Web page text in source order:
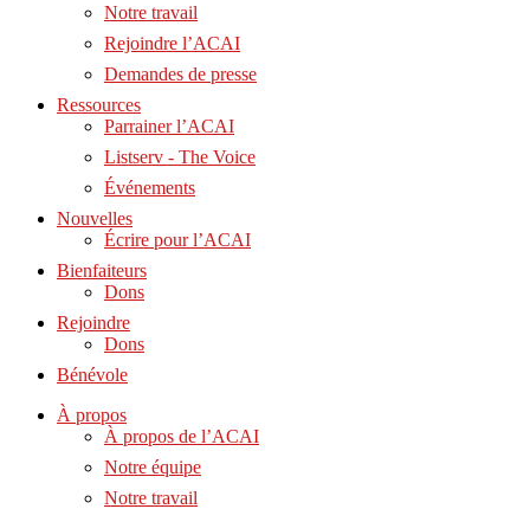
Notre travail
Rejoindre l’ACAI
Demandes de presse
Ressources
Parrainer l’ACAI
Listserv - The Voice
Événements
Nouvelles
Écrire pour l’ACAI
Bienfaiteurs
Dons
Rejoindre
Dons
Bénévole
À propos
À propos de l’ACAI
Notre équipe
Notre travail